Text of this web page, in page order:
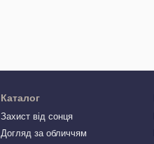
Каталог
Захист від сонця
Догляд за обличчям